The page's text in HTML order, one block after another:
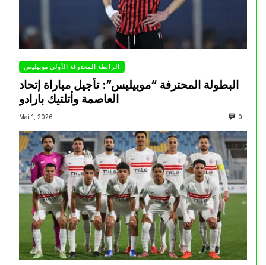
الرابطة المحترفة الأولى موبيليس
البطولة المحترفة “موبيليس”: تأجيل مباراة إتحاد
العاصمة وأتلتيك بارادو
Mai 1, 2026 0